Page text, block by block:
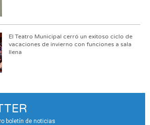
El Teatro Municipal cerró un exitoso ciclo de
vacaciones de invierno con funciones a sala
llena
boletín de noticias